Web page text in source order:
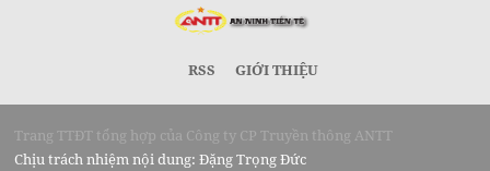
RSS GIỚI THIỆU
Trang TTĐT tổng hợp của Công ty CP Truyền thông ANTT
Chịu trách nhiệm nội dung: Đặng Trọng Đức